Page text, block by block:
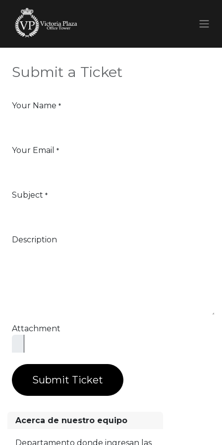
Submit a Ticket
Your Name *
Your Email *
Subject *
Description
Attachment
Submit Ticket
Acerca de nuestro equipo
Departamento donde ingresan las